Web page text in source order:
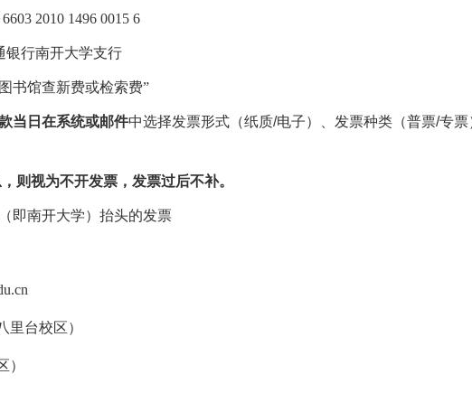
6603 2010 1496 0015 6
银行南开大学支行
图书馆查新费或检索费”
当日在系统或邮件中选择发票形式（纸质/电子）、发票种类（普票/专票
则视为不开发票，发票过后不补。
即南开大学）抬头的发票
里台校区）
）